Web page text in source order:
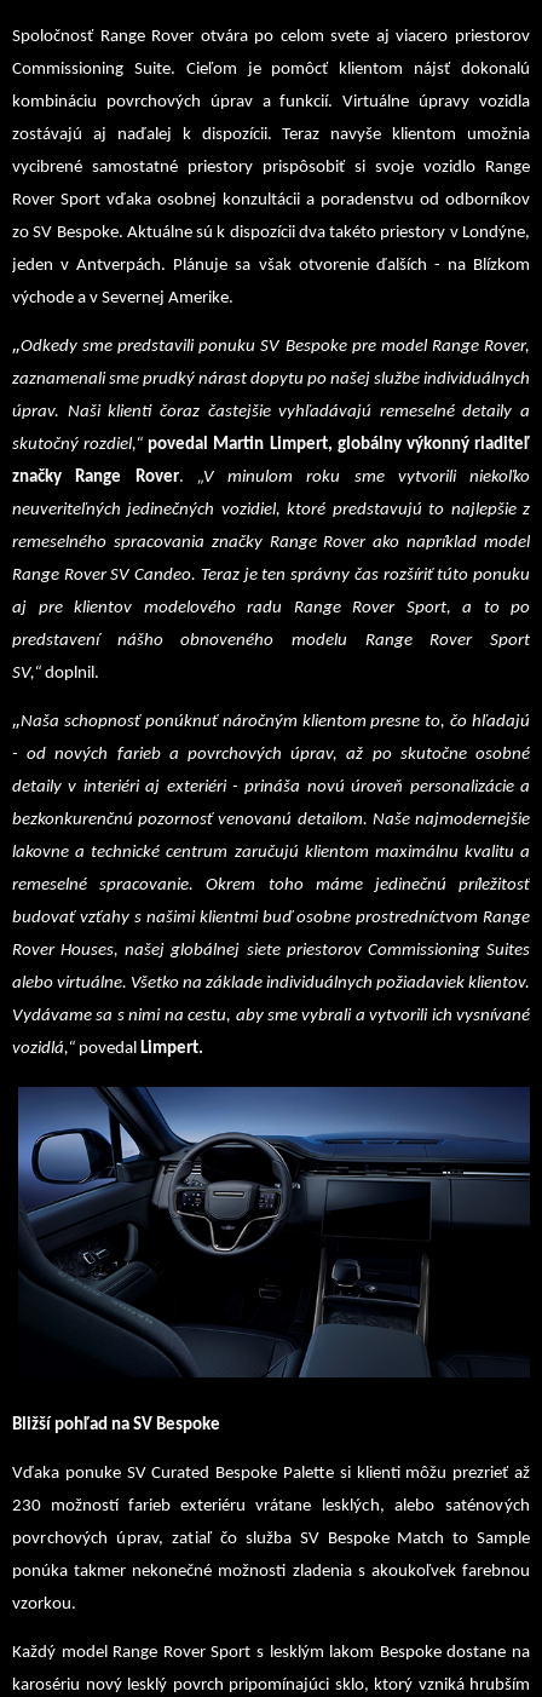
Spoločnosť Range Rover otvára po celom svete aj viacero priestorov
Commissioning Suite. Cieľom je pomôcť klientom nájsť dokonalú
kombináciu povrchových úprav a funkcií. Virtuálne úpravy vozidla
zostávajú aj naďalej k dispozícii. Teraz navyše klientom umožnia
vycibrené samostatné priestory prispôsobiť si svoje vozidlo Range
Rover Sport vďaka osobnej konzultácii a poradenstvu od odborníkov
zo SV Bespoke. Aktuálne sú k dispozícii dva takéto priestory v Londýne,
jeden v Antverpách. Plánuje sa však otvorenie ďalších - na Blízkom
východe a v Severnej Amerike.
„Odkedy sme predstavili ponuku SV Bespoke pre model Range Rover,
zaznamenali sme prudký nárast dopytu po našej službe individuálnych
úprav. Naši klienti čoraz častejšie vyhľadávajú remeselné detaily a
skutočný rozdiel,“povedal Martin Limpert, globálny výkonný riaditeľ
značky Range Rover. „V minulom roku sme vytvorili niekoľko
neuveriteľných jedinečných vozidiel, ktoré predstavujú to najlepšie z
remeselného spracovania značky Range Rover ako napríklad model
Range Rover SV Candeo. Teraz je ten správny čas rozšíriť túto ponuku
aj pre klientov modelového radu Range Rover Sport, a to po
predstavení nášho obnoveného modelu Range Rover Sport
SV,“ doplnil.
„Naša schopnosť ponúknuť náročným klientom presne to, čo hľadajú
- od nových farieb a povrchových úprav, až po skutočne osobné
detaily v interiéri aj exteriéri - prináša novú úroveň personalizácie a
bezkonkurenčnú pozornosť venovanú detailom. Naše najmodernejšie
lakovne a technické centrum zaručujú klientom maximálnu kvalitu a
remeselné spracovanie. Okrem toho máme jedinečnú príležitosť
budovať vzťahy s našimi klientmi buď osobne prostredníctvom Range
Rover Houses, našej globálnej siete priestorov Commissioning Suites
alebo virtuálne. Všetko na základe individuálnych požiadaviek klientov.
Vydávame sa s nimi na cestu, aby sme vybrali a vytvorili ich vysnívané
vozidlá,“ povedal Limpert.
Bližší pohľad na SV Bespoke
Vďaka ponuke SV Curated Bespoke Palette si klienti môžu prezrieť až
230 možností farieb exteriéru vrátane lesklých, alebo saténových
povrchových úprav, zatiaľ čoslužba SV Bespoke Match to Sample
ponúka takmer nekonečné možnosti zladenia s akoukoľvek farebnou
vzorkou.
Každý model Range Rover Sport s lesklým lakom Bespoke dostane na
karosériu nový lesklý povrch pripomínajúci sklo, ktorý vznikáhrubším